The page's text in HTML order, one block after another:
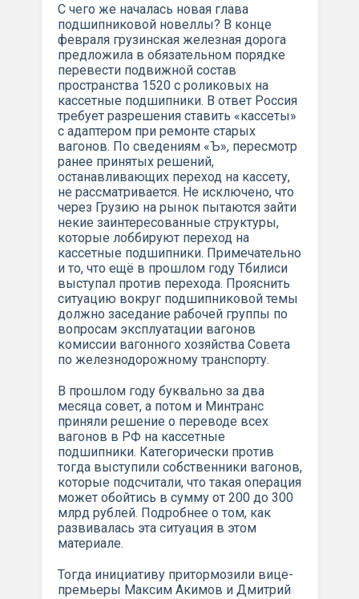
С чего же началась новая глава
подшипниковой новеллы? В конце
февраля грузинская железная дорога
предложила в обязательном порядке
перевести подвижной состав
пространства 1520 с роликовых на
кассетные подшипники. В ответ Россия
требует разрешения ставить «кассеты»
с адаптером при ремонте старых
вагонов. По сведениям«Ъ», пересмотр
ранее принятых решений,
останавливающих переход на кассету,
не рассматривается. Не исключено, что
через Грузию на рынок пытаются зайти
некие заинтересованные структуры,
которые лоббируют переход на
кассетные подшипники. Примечательно
и то, что ещё в прошлом году Тбилиси
выступал против перехода. Прояснить
ситуацию вокруг подшипниковой темы
должно заседание рабочей группы по
вопросам эксплуатации вагонов
комиссии вагонного хозяйства Совета
по железнодорожному транспорту.
В прошлом году буквально за два
месяца совет, а потом и Минтранс
приняли решение о переводе всех
вагонов в РФ на кассетные
подшипники. Категорически против
тогда выступили собственники вагонов,
которые подсчитали, что такая операция
может обойтись в сумму от 200 до 300
млрд рублей. Подробнее о том, как
развивалась эта ситуация в этом
материале.
Тогда инициативу притормозили вице-
премьеры Максим Акимов и Дмитрий